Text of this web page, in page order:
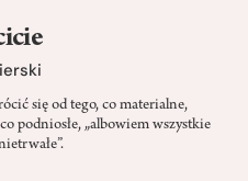
się od tego, co materialne,
podniosłe, „albowiem wszystkie